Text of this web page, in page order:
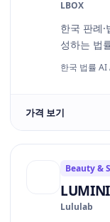
LBOX
한국 판례
성하는 법
한국 법률
가격 보기
Beauty &
LUMINI
Lululab